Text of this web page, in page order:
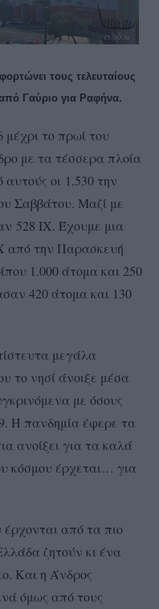
τους τελευταίους
Γαύριο για Ραφήνα.
το πρωί του
με τα τέσσερα πλοία
οι 1.530 την
Σαββάτου. Μαζί με
528 ΙΧ. Έχουμε μια
από την Παρασκευή
1.000 άτομα και 250
420 άτομα και 130
μεγάλα
το νησί άνοιξε μέσα
με όσους
Η πανδημία έφερε τα
ανοίξει για τα καλά
κόσμου έρχεται… για
από τα πιο
ζητούν κι ένα
Και η Άνδρος
όμως από τους